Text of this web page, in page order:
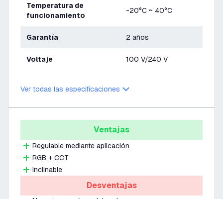
Temperatura de
funcionamiento
-20°C ~ 40°C
Garantía 2 años
Voltaje 100 V/240 V
Ver todas las especificaciones
Ventajas
Regulable mediante aplicación
RGB + CCT
Inclinable
Desventajas